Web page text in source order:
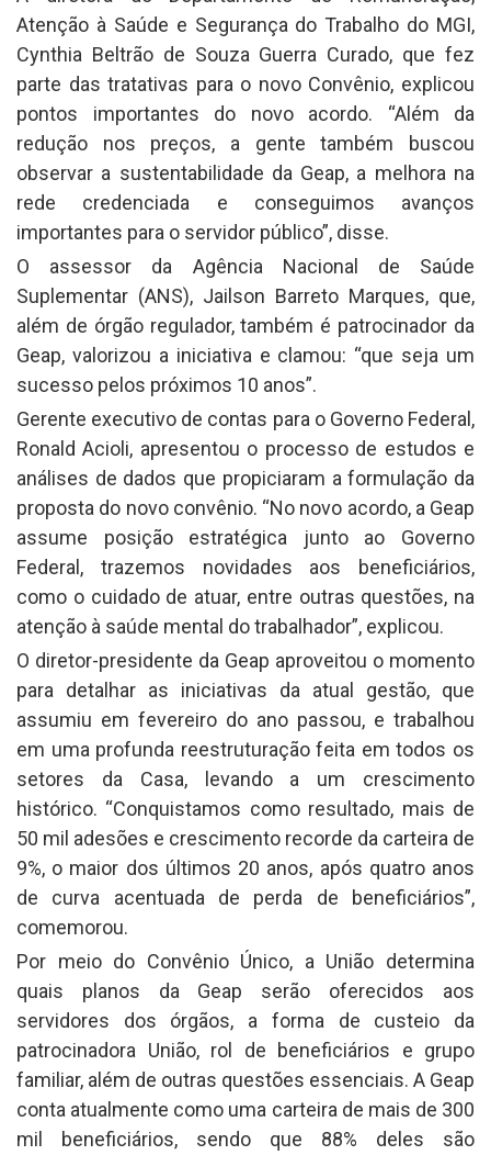
Atenção à Saúde e Segurança do Trabalho do MGI,
Cynthia Beltrão de Souza Guerra Curado, que fez
parte das tratativas para o novo Convênio, explicou
pontos importantes do novo acordo. “Além da
redução nos preços, a gente também buscou
observar a sustentabilidade da Geap, a melhora na
rede credenciada e conseguimos avanços
importantes para o servidor público”, disse.
O assessor da Agência Nacional de Saúde
Suplementar (ANS), Jailson Barreto Marques, que,
além de órgão regulador, também é patrocinador da
Geap, valorizou a iniciativa e clamou: “que seja um
sucesso pelos próximos 10 anos”.
Gerente executivo de contas para o Governo Federal,
Ronald Acioli, apresentou o processo de estudos e
análises de dados que propiciaram a formulação da
proposta do novo convênio. “No novo acordo, a Geap
assume posição estratégica junto ao Governo
Federal, trazemos novidades aos beneficiários,
como o cuidado de atuar, entre outras questões, na
atenção à saúde mental do trabalhador”, explicou.
O diretor-presidente da Geap aproveitou o momento
para detalhar as iniciativas da atual gestão, que
assumiu em fevereiro do ano passou, e trabalhou
em uma profunda reestruturação feita em todos os
setores da Casa, levando a um crescimento
histórico. “Conquistamos como resultado, mais de
50 mil adesões e crescimento recorde da carteira de
9%, o maior dos últimos 20 anos, após quatro anos
de curva acentuada de perda de beneficiários”,
comemorou.
Por meio do Convênio Único, a União determina
quais planos da Geap serão oferecidos aos
servidores dos órgãos, a forma de custeio da
patrocinadora União, rol de beneficiários e grupo
familiar, além de outras questões essenciais. A Geap
conta atualmente como uma carteira de mais de 300
mil beneficiários, sendo que 88% deles são